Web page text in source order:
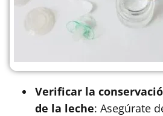
Verificar la
de la leche: Asegúrate